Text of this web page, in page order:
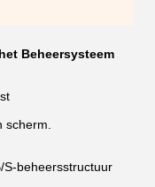
Beheersysteem
beheersstructuur